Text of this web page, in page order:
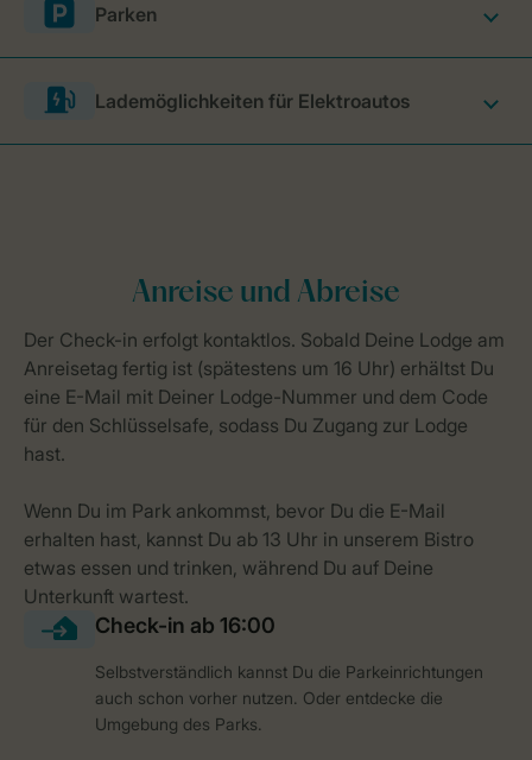
Parken
Lademöglichkeiten für Elektroautos
Selbstverständlich kannst Du die Parkeinrichtungen
auch schon vorher nutzen. Oder entdecke die
Umgebung des Parks.